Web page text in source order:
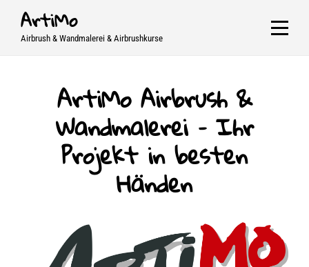
SkipArtiMo
Airbrush & Wandmalerei & Airbrushkurse
ArtiMo Airbrush &
Wandmalerei – Ihr
Projekt in besten
Händen